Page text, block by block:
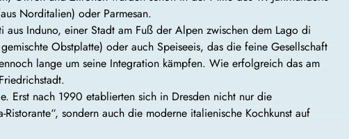
Norditalien) oder Parmesan.
aus Induno, einer Stadt am Fuß der Alpen zwischen dem Lago di
Obstplatte) oder auch Speiseeis, das die feine Gesellschaft
lange um seine Integration kämpfen. Wie erfolgreich das am
Erst nach 1990 etablierten sich in Dresden nicht nur die
sondern auch die moderne italienische Kochkunst auf